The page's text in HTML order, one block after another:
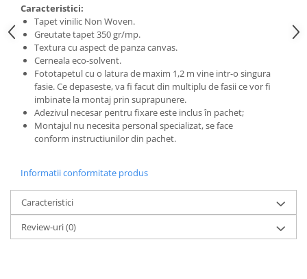
Caracteristici:
Tapet vinilic Non Woven.
Greutate tapet 350 gr/mp.
Textura cu aspect de panza canvas.
Cerneala eco-solvent.
Fototapetul cu o latura de maxim 1,2 m vine intr-o singura
fasie. Ce depaseste, va fi facut din multiplu de fasii ce vor fi
imbinate la montaj prin suprapunere.
Adezivul necesar pentru fixare este inclus în pachet;
Montajul nu necesita personal specializat, se face
conform instructiunilor din pachet.
Informatii conformitate produs
Caracteristici
Review-uri(0)